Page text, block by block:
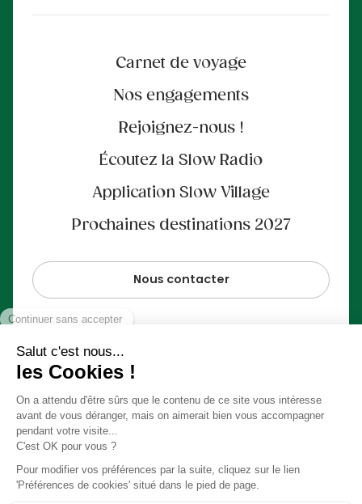
Carnet de voyage
Nos engagements
Rejoignez-nous !
Écoutez la Slow Radio
Application Slow Village
Prochaines destinations 2027
Nous contacter